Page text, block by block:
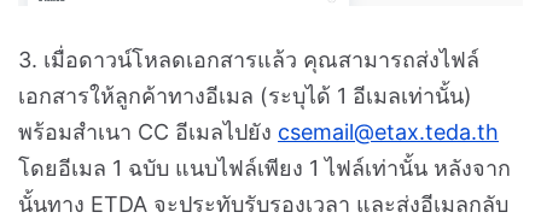
3. เมื่อดาวน์โหลดเอกสารแล้ว คุณสามารถส่งไฟล์
เอกสารให้ลูกค้าทางอีเมล (ระบุได้ 1 อีเมลเท่านั้น)
พร้อมสำเนา CC อีเมลไปยัง csemail@etax.teda.th
โดยอีเมล 1 ฉบับ แนบไฟล์เพียง 1 ไฟล์เท่านั้น หลังจาก
นั้นทาง ETDA จะประทับรับรองเวลา และส่งอีเมลกลับ